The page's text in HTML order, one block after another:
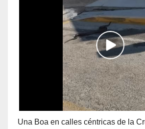
Una Boa en calles céntricas de la